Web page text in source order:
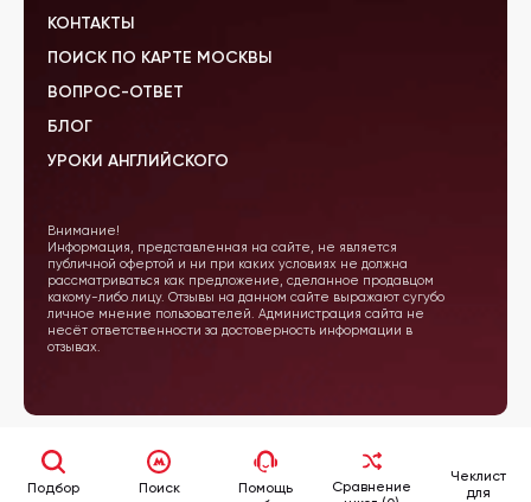
КОНТАКТЫ
ПОИСК ПО КАРТЕ МОСКВЫ
ВОПРОС-ОТВЕТ
БЛОГ
УРОКИ АНГЛИЙСКОГО
Внимание!
Информация, представленная на сайте, не является
публичной офертой и ни при каких условиях не должна
рассматриваться как предложение, сделанное продавцом
какому-либо лицу. Отзывы на данном сайте выражают сугубо
личное мнение пользователей. Администрация сайта не
несёт ответственности за достоверность информации в
отзывах.
Подбор
Поиск
Помощь
Сравнение
Чеклист
для